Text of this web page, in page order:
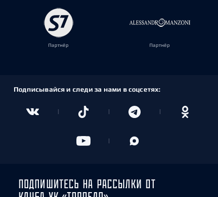
Партнёр Партнёр
Подписывайся и следи за нами в соцсетях:
ПОДПИШИТЕСЬ НА РАССЫЛКИ ОТ